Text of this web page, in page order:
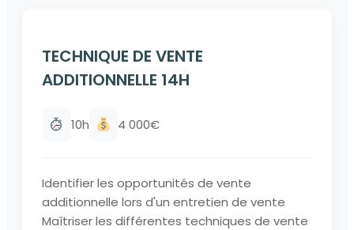
TECHNIQUE DE VENTE
ADDITIONNELLE 14H
10h 4 000€
Identifier les opportunités de vente
additionnelle lors d'un entretien de vente
Maîtriser les différentes techniques de vente